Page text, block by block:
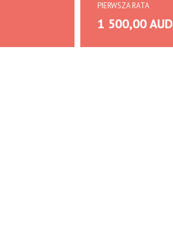
PIERWSZA RATA
1 500,00 AUD